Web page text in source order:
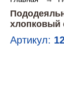
хлопковый
Артикул: